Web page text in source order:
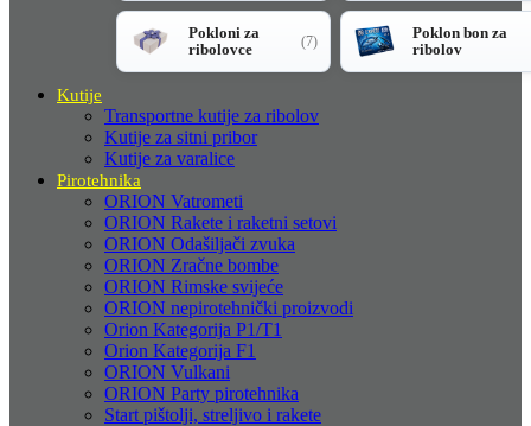
Pokloni za
ribolovce
(7)
Poklon bon za
ribolov
Kutije
Transportne kutije za ribolov
Kutije za sitni pribor
Kutije za varalice
Pirotehnika
ORION Vatrometi
ORION Rakete i raketni setovi
ORION Odašiljači zvuka
ORION Zračne bombe
ORION Rimske svijeće
ORION nepirotehnički proizvodi
Orion Kategorija P1/T1
Orion Kategorija F1
ORION Vulkani
ORION Party pirotehnika
Start pištolji, streljivo i rakete